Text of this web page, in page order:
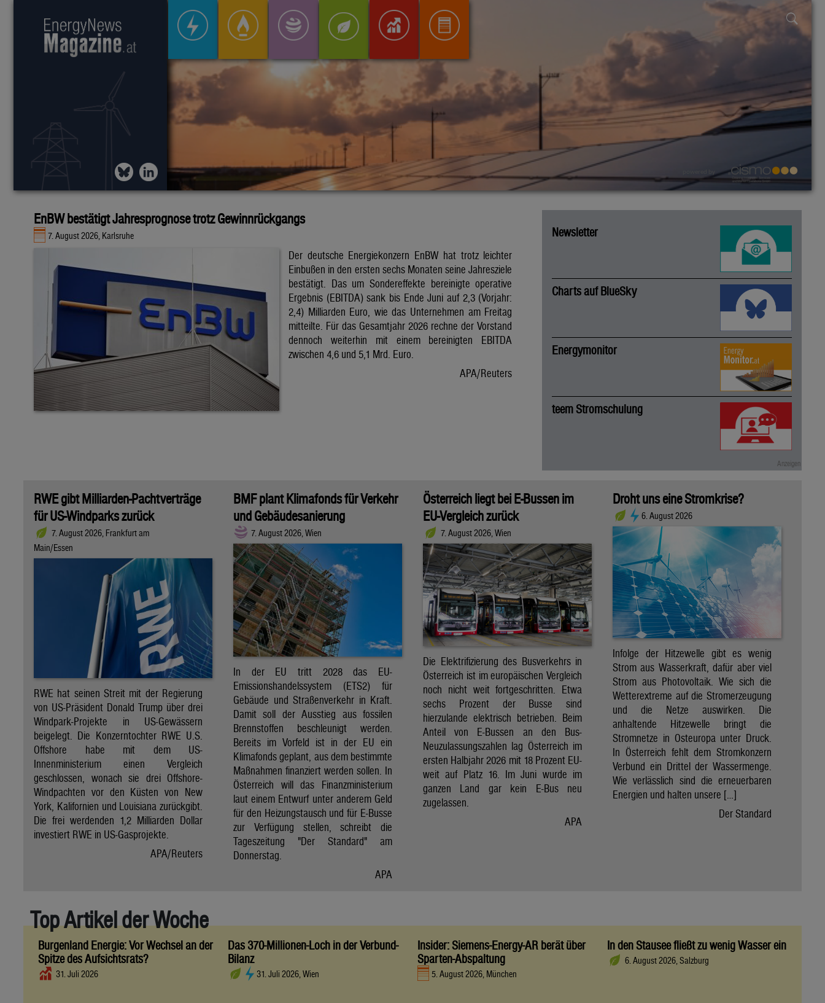
EnBW bestätigt Jahresprognose trotz Gewinnrückgangs
7. August 2026, Karlsruhe
Der deutsche Energiekonzern EnBW hat trotz leichter
Einbußen in den ersten sechs Monaten seine Jahresziele
bestätigt. Das um Sondereffekte bereinigte operative
Ergebnis (EBITDA) sank bis Ende Juni auf 2,3 (Vorjahr:
2,4) Milliarden Euro, wie das Unternehmen am Freitag
mitteilte. Für das Gesamtjahr 2026 rechne der Vorstand
dennoch weiterhin mit einem bereinigten EBITDA
zwischen 4,6 und 5,1 Mrd. Euro.
APA/Reuters
Newsletter
Charts auf BlueSky
Energymonitor
teem Stromschulung
RWE gibt Milliarden-Pachtverträge
für US-Windparks zurück
7. August 2026, Frankfurt am
Main/Essen
RWE hat seinen Streit mit der Regierung
von US-Präsident Donald Trump über drei
Windpark-Projekte in US-Gewässern
beigelegt. Die Konzerntochter RWE U.S.
Offshore habe mit dem US-
Innenministerium einen Vergleich
geschlossen, wonach sie drei Offshore-
Windpachten vor den Küsten von New
York, Kalifornien und Louisiana zurückgibt.
Die frei werdenden 1,2 Milliarden Dollar
investiert RWE in US-Gasprojekte.
APA/Reuters
BMF plant Klimafonds für Verkehr
und Gebäudesanierung
7. August 2026, Wien
In der EU tritt 2028 das EU-
Emissionshandelssystem (ETS2) für
Gebäude und Straßenverkehr in Kraft.
Damit soll der Ausstieg aus fossilen
Brennstoffen beschleunigt werden.
Bereits im Vorfeld ist in der EU ein
Klimafonds geplant, aus dem bestimmte
Maßnahmen finanziert werden sollen. In
Österreich will das Finanzministerium
laut einem Entwurf unter anderem Geld
für den Heizungstausch und für E-Busse
zur Verfügung stellen, schreibt die
Tageszeitung "Der Standard" am
Donnerstag.
APA
Österreich liegt bei E-Bussen im
EU-Vergleich zurück
7. August 2026, Wien
Die Elektrifizierung des Busverkehrs in
Österreich ist im europäischen Vergleich
noch nicht weit fortgeschritten. Etwa
sechs Prozent der Busse sind
hierzulande elektrisch betrieben. Beim
Anteil von E-Bussen an den Bus-
Neuzulassungszahlen lag Österreich im
ersten Halbjahr 2026 mit 18 Prozent EU-
weit auf Platz 16. Im Juni wurde im
ganzen Land gar kein E-Bus neu
zugelassen.
APA
Droht uns eine Stromkrise?
6. August 2026
Infolge der Hitzewelle gibt es wenig
Strom aus Wasserkraft, dafür aber viel
Strom aus Photovoltaik. Wie sich die
Wetterextreme auf die Stromerzeugung
und die Netze auswirken. Die
anhaltende Hitzewelle bringt die
Stromnetze in Osteuropa unter Druck.
In Österreich fehlt dem Stromkonzern
Verbund ein Drittel der Wassermenge.
Wie verlässlich sind die erneuerbaren
Energien und halten unsere […]
Der Standard
Top Artikel der Woche
Burgenland Energie: Vor Wechsel an der
Spitze des Aufsichtsrats?
31. Juli 2026
Das 370-Millionen-Loch in der Verbund-
Bilanz
31. Juli 2026, Wien
Insider: Siemens-Energy-AR berät über
Sparten-Abspaltung
5. August 2026, München
In den Stausee fließt zu wenig Wasser ein
6. August 2026, Salzburg